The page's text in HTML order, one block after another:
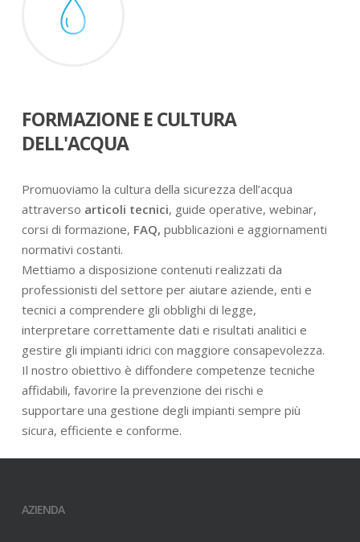
FORMAZIONE E CULTURA
DELL'ACQUA
Promuoviamo la cultura della sicurezza dell’acqua
attraverso articoli tecnici, guide operative, webinar,
corsi di formazione, FAQ, pubblicazioni e aggiornamenti
normativi costanti.
Mettiamo a disposizione contenuti realizzati da
professionisti del settore per aiutare aziende, enti e
tecnici a comprendere gli obblighi di legge,
interpretare correttamente dati e risultati analitici e
gestire gli impianti idrici con maggiore consapevolezza.
Il nostro obiettivo è diffondere competenze tecniche
affidabili, favorire la prevenzione dei rischi e
supportare una gestione degli impianti sempre più
sicura, efficiente e conforme.
AZIENDA